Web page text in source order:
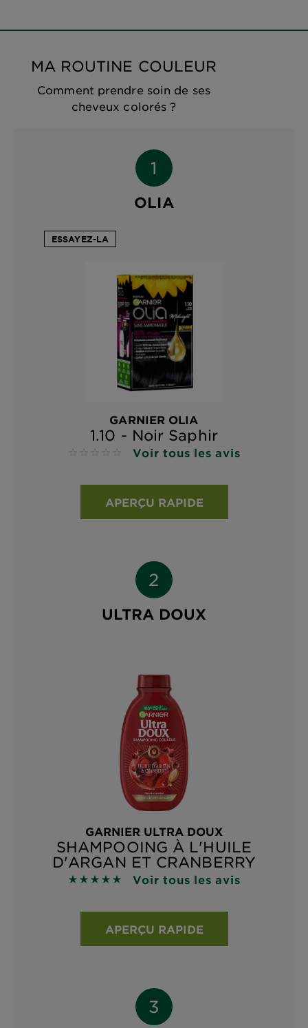
MA ROUTINE COULEUR
Comment prendre soin de ses
cheveux colorés ?
OLIA
ESSAYEZ-LA
GARNIER OLIA
1.10 - Noir Saphir
No reviews Voir tous les avis
APERÇU RAPIDE
ULTRA DOUX
GARNIER ULTRA DOUX
SHAMPOOING À L'HUILE
D'ARGAN ET CRANBERRY
4.9118 sur 5 étoiles basé sur les avis
Voir tous les avis
APERÇU RAPIDE